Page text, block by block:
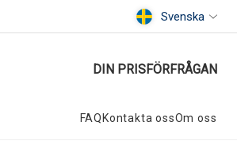
Svenska
DIN PRISFÖRFRÅGAN
FAQ Kontakta ossOm oss